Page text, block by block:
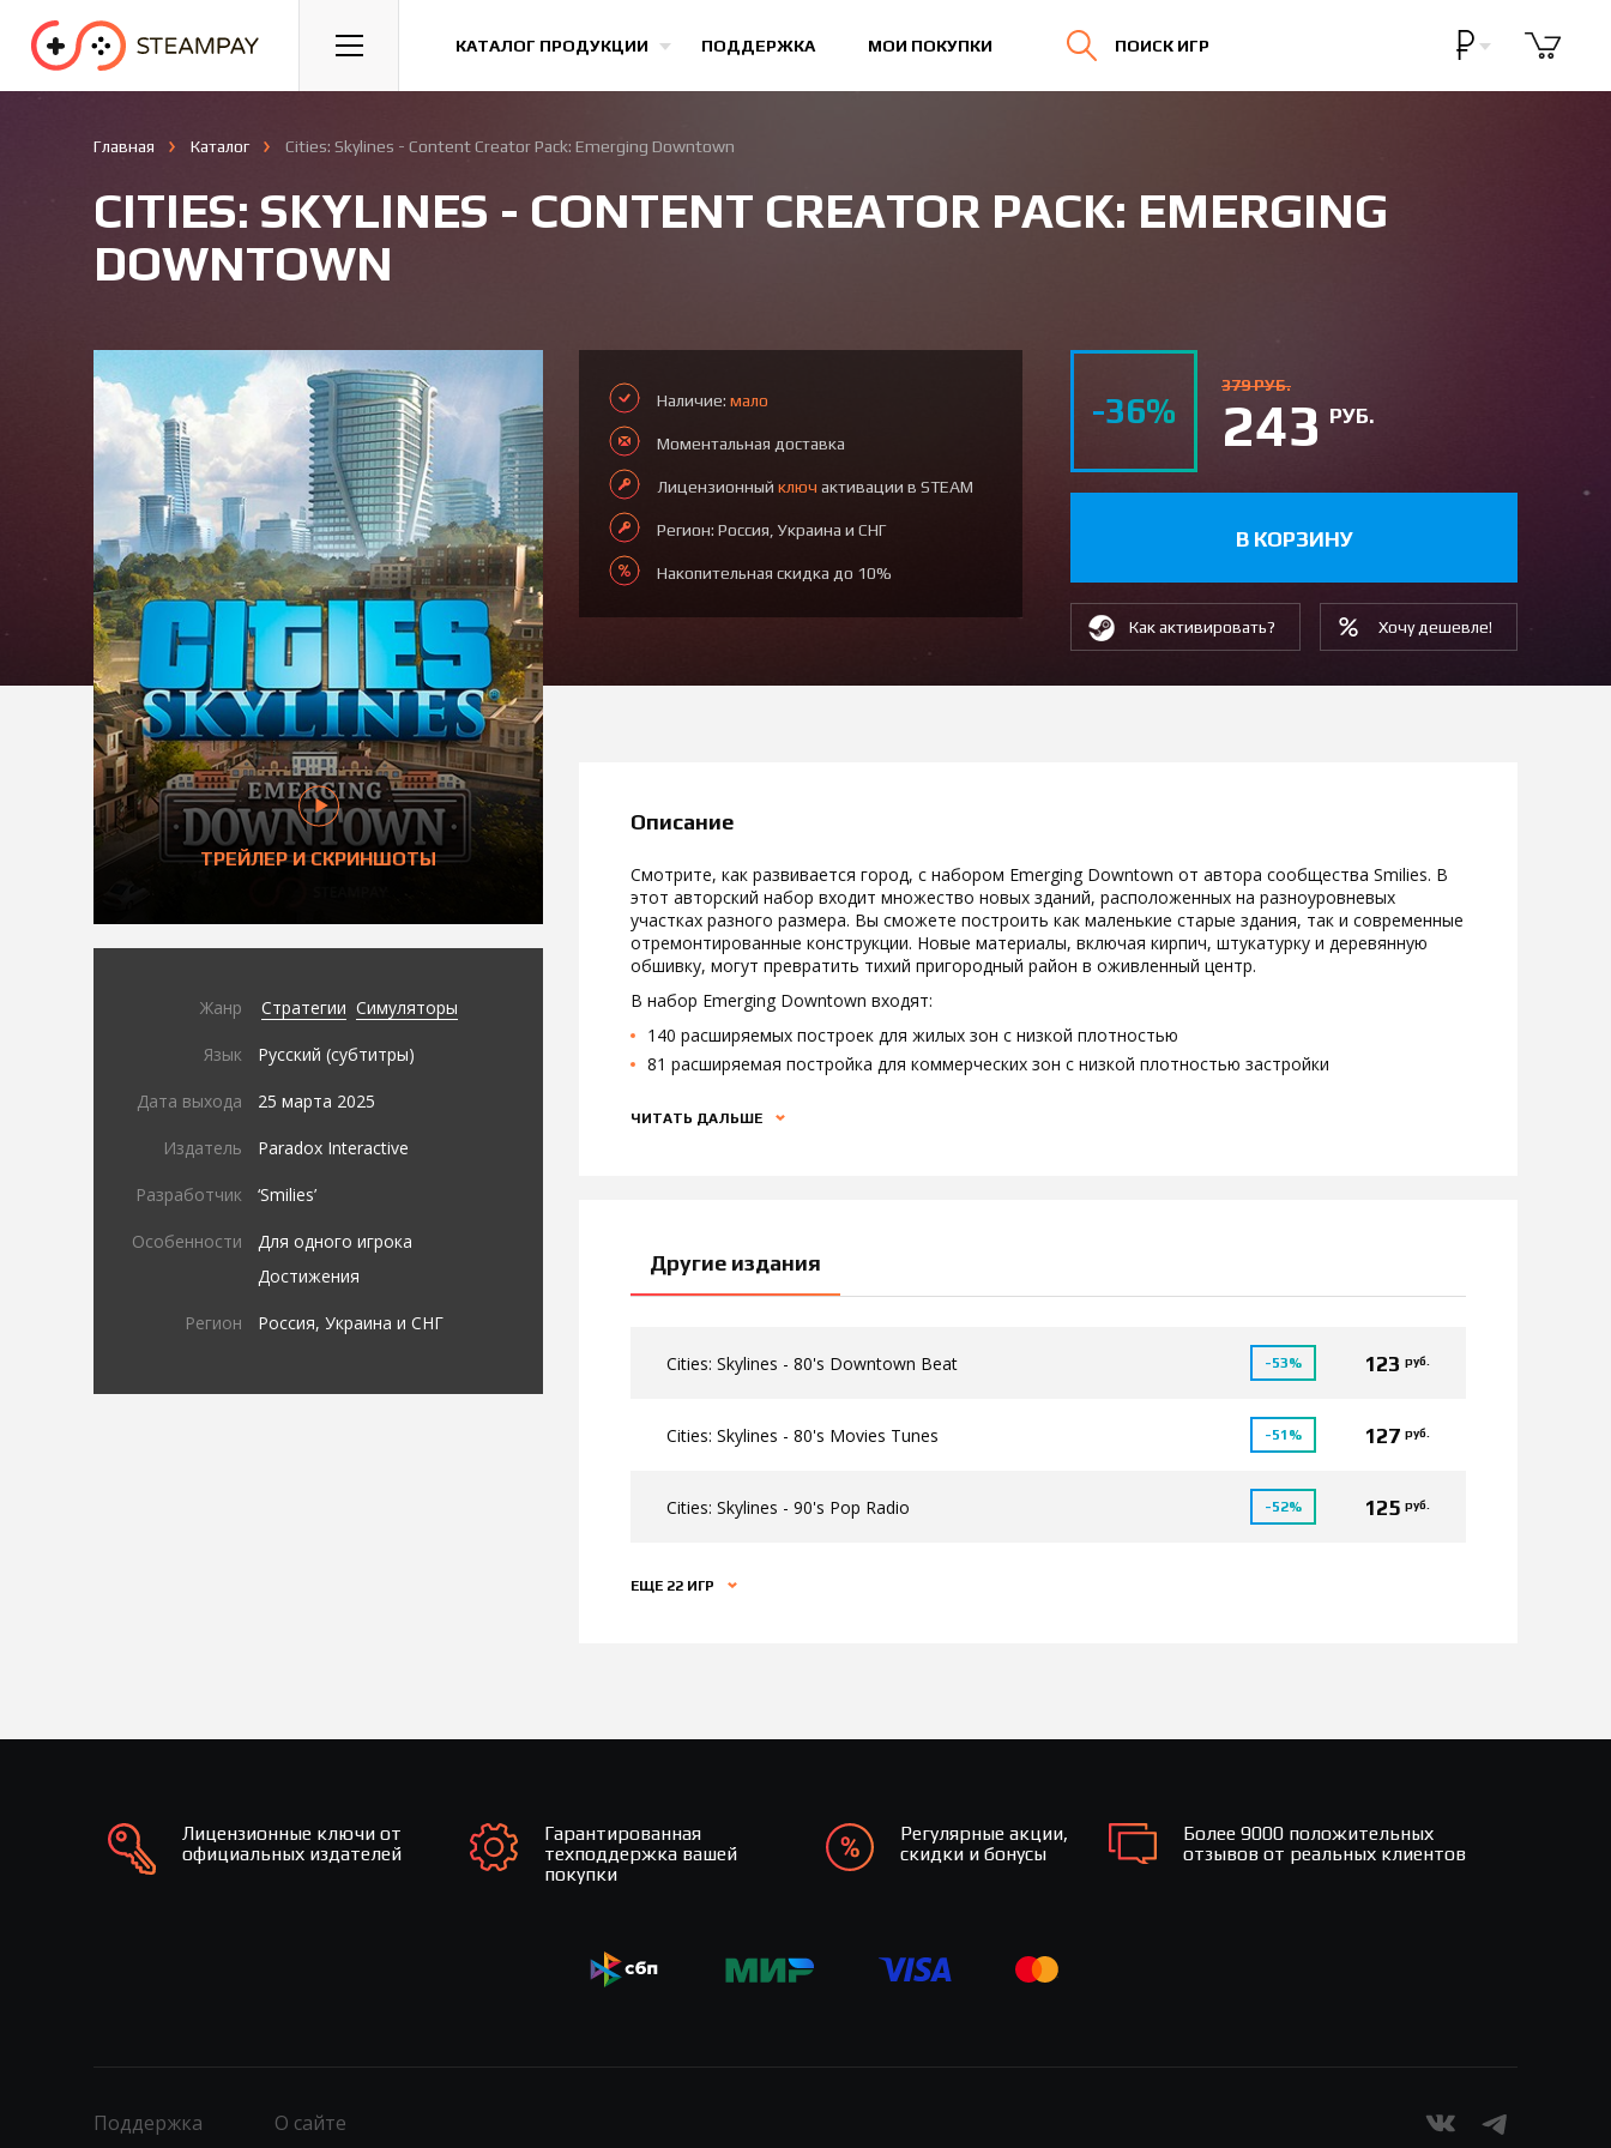
КАТАЛОГ ПРОДУКЦИИ ПОДДЕРЖКА МОИ ПОКУПКИ ПОИСК ИГР
Спорт Гонки Казуальные Все игры
Главная Каталог Cities: Skylines - Content Creator Pack: Emerging Downtown
CITIES: SKYLINES - CONTENT CREATOR PACK: EMERGING
DOWNTOWN
ТРЕЙЛЕР И СКРИНШОТЫ
Жанр Стратегии Симуляторы
Язык Русский (субтитры)
Дата выхода 25 марта 2025
Издатель Paradox Interactive
Разработчик ‘Smilies’
Особенности
Для одного игрока
Достижения
Регион Россия, Украина и СНГ
Наличие: мало
Моментальная доставка
Лицензионный ключ активации в STEAM
Регион: Россия, Украина и СНГ
Накопительная скидка до 10%
-36%
379 РУБ.
243РУБ.
В КОРЗИНУ
Как активировать? Хочу дешевле!
Описание
Смотрите, как развивается город, с набором Emerging Downtown от автора сообщества Smilies. В
этот авторский набор входит множество новых зданий, расположенных на разноуровневых
участках разного размера. Вы сможете построить как маленькие старые здания, так и современные
отремонтированные конструкции. Новые материалы, включая кирпич, штукатурку и деревянную
обшивку, могут превратить тихий пригородный район в оживленный центр.
В набор Emerging Downtown входят:
140 расширяемых построек для жилых зон с низкой плотностью
81 расширяемая постройка для коммерческих зон с низкой плотностью застройки
ЧИТАТЬ ДАЛЬШЕ
Другие издания
Cities: Skylines - 80's Downtown Beat -53% 123 руб.
Cities: Skylines - 80's Movies Tunes -51% 127 руб.
Cities: Skylines - 90's Pop Radio -52% 125 руб.
ЕЩЕ 22 ИГР
Лицензионные ключи от
официальных издателей
Гарантированная
техподдержка вашей
покупки
Регулярные акции,
скидки и бонусы
Более 9000 положительных
отзывов от реальных клиентов
Поддержка О сайте